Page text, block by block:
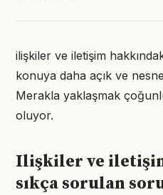
ilişkiler ve iletişim
konuya daha açık ve
Merakla yaklaşmak
oluyor.
Ilişkiler ve
sıkça sorulan